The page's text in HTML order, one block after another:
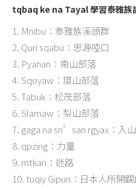
tqbaq ke na Tayal 學習泰雅族
1. Mnibu：泰雅族溪頭群
2. Quri sqabu：思源啞口
3. Pyanan：南山部落
4. Sqoyaw：環山部落
5. Tabuk：松茂部落
6. Slamaw：梨山部落
7. gaga na sn’san rgyax：入
8. qpzing：力量
9. mtkari：迷路
10. tuqiy Gipun：日本人所開